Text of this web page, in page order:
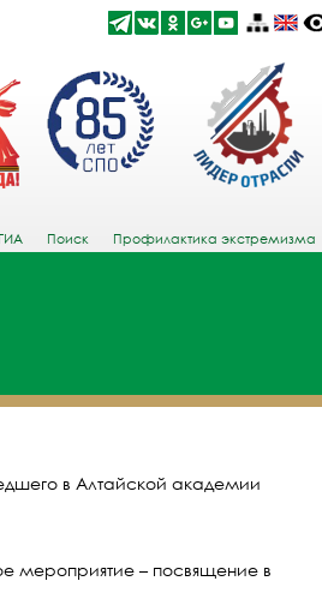
ГИА Поиск Профилактика экстремизма
в Алтайской академии
мероприятие – посвящение в